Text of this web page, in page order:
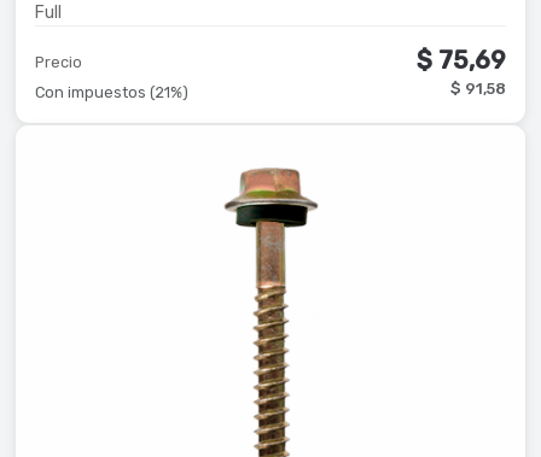
Full
Precio $ 75,69
Con impuestos (21%) $ 91,58